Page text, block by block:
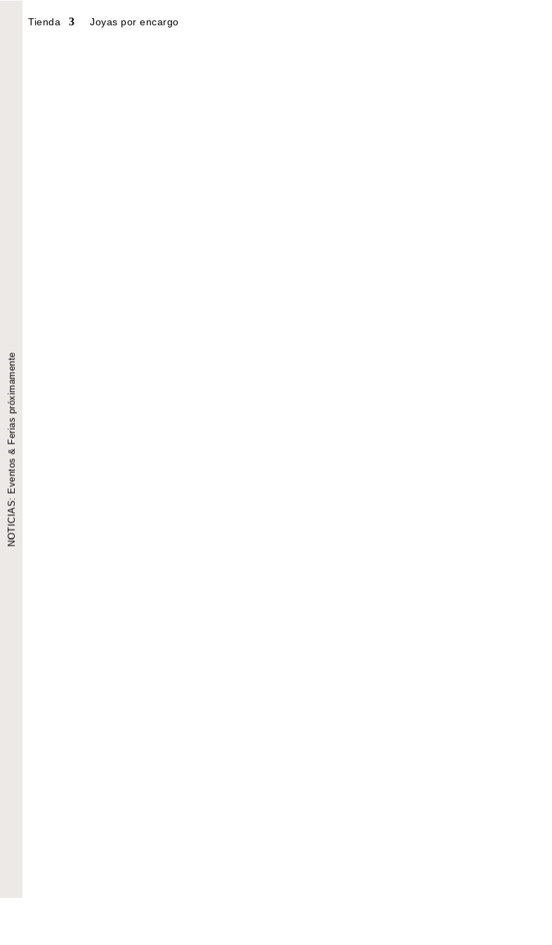
Tienda Joyas por encargo
NOTICIAS: Eventos & Ferias próximamente